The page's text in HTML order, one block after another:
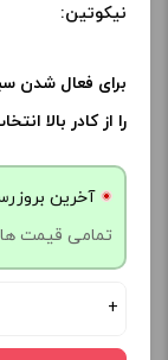
نیکوتین:
برای فعال شدن
را از کادر بالا
آخرین بروزرسانی
تمامی قیمت
+